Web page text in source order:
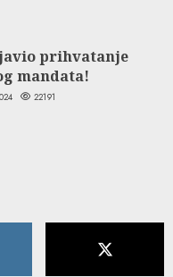
prihvatanje
mandata!
22191